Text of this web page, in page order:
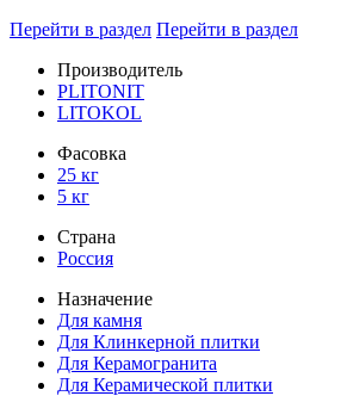
Перейти в раздел Перейти в раздел
Производитель
PLITONIT
LITOKOL
Фасовка
25 кг
5 кг
Страна
Россия
Назначение
Для камня
Для Клинкерной плитки
Для Керамогранита
Для Керамической плитки